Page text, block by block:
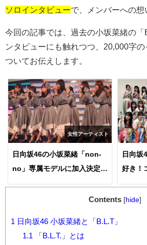
ソロインタビューで、メンバーへの想
今回の記事では、過去の小坂菜緒の「
ンタビューにも触れつつ、20,000字
ついてお伝えします。
女性アーティスト
日向坂46の小坂菜緒「non-
no」専属モデルに加入決定！
日向坂
好き！
Contents [hide]
1
日向坂46 小坂菜緒と「B.L.T」
1.1
「B.L.T.」とは